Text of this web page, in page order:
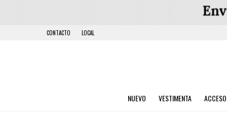
NUEVO VESTIMENTA
CONTACTO LOCAL